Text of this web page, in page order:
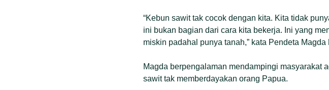
“Kebun sawit tak cocok dengan kita. Kita tidak
ini bukan bagian dari cara kita bekerja. Ini yang
miskin padahal punya tanah,” kata Pendeta
Magda berpengalaman mendampingi masyarakat
sawit tak memberdayakan orang Papua.